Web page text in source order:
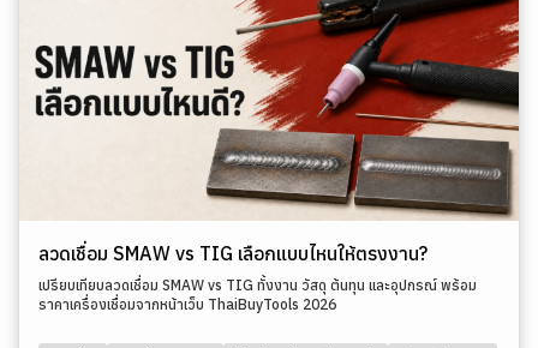
ลวดเชื่อม SMAW vs TIG เลือกแบบไหนให้ตรงงาน?
เปรียบเทียบลวดเชื่อม SMAW vs TIG ทั้งงาน วัสดุ ต้นทุน และอุปกรณ์ พร้อม
ราคาเครื่องเชื่อมจากหน้าเว็บ ThaiBuyTools 2026